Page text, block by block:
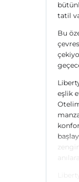
tatil
Bu
eşlik